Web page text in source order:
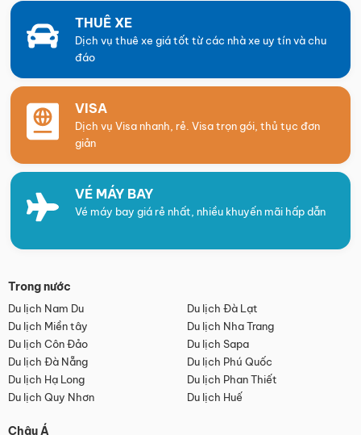
THUÊ XE
Dịch vụ thuê xe giá tốt từ các nhà xe uy tín và chu
đáo
VISA
Dịch vụ Visa nhanh, rẻ. Visa trọn gói, thủ tục đơn
giản
VÉ MÁY BAY
Vé máy bay giá rẻ nhất, nhiều khuyến mãi hấp dẫn
Trong nước
Du lịch Nam Du
Du lịch Đà Lạt
Du lịch Miền tây
Du lịch Nha Trang
Du lịch Côn Đảo
Du lịch Sapa
Du lịch Đà Nẵng
Du lịch Phú Quốc
Du lịch Hạ Long
Du lịch Phan Thiết
Du lịch Quy Nhơn
Du lịch Huế
Châu Á